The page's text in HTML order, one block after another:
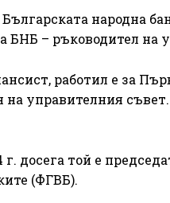
народна
БНБ – ръководител на
работил е за
на управителния
досега той е
(ФГВБ).